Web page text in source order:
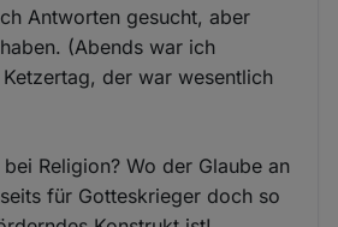
Antworten gesucht, aber
(Abends war ich
der war wesentlich
Religion? Wo der Glaube an
für Gotteskrieger doch so